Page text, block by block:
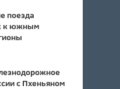
поезда
к южным
с Пхеньяном